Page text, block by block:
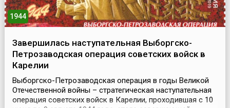
1944
Завершилась наступательная Выборгско-
Петрозаводская операция советских войск в
Карелии
Выборгско-Петрозаводская операция в годы Великой
Отечественной войны – стратегическая наступательная
операция советских войск в Карелии, проходившая с 10